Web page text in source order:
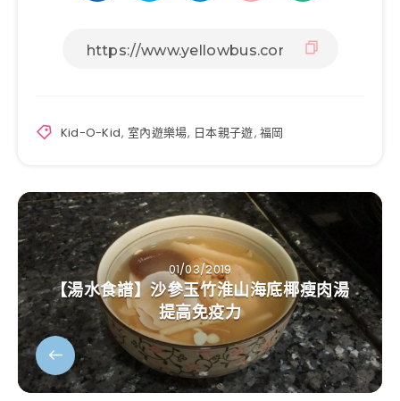
Kid-O-Kid, 室內遊樂場, 日本親子遊,福岡
01/03/2019
【湯水食譜】沙參玉竹淮山海底椰瘦肉湯
提高免疫力